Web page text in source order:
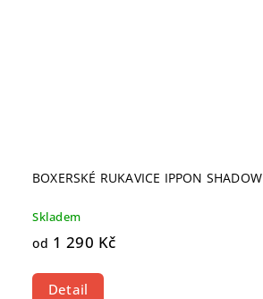
BOXERSKÉ RUKAVICE IPPON SHADOW
Skladem
od 1 290 Kč
Detail